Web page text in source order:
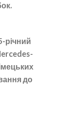
річний
до